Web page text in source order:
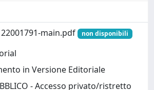
main.pdf
non disponibili
in Versione Editoriale
- Accesso privato/ristretto